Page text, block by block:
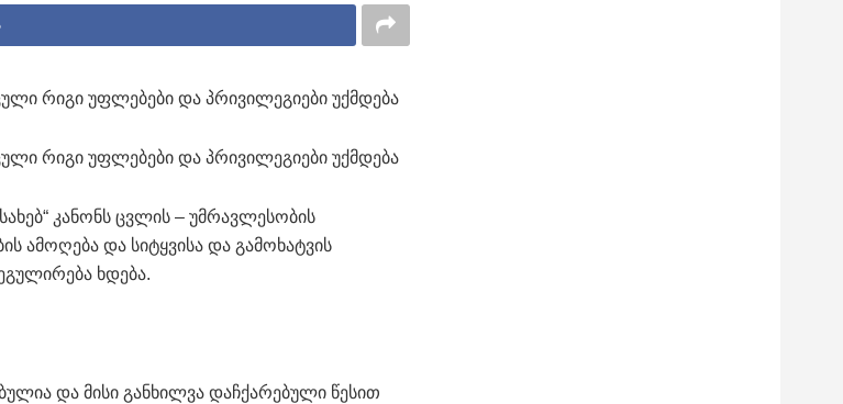
რიგი უფლებები და პრივილეგიები უქმდება
რიგი უფლებები და პრივილეგიები უქმდება
კანონს ცვლის – უმრავლესობის
ამოღება და სიტყვისა და გამოხატვის
ხდება.
და მისი განხილვა დაჩქარებული წესით